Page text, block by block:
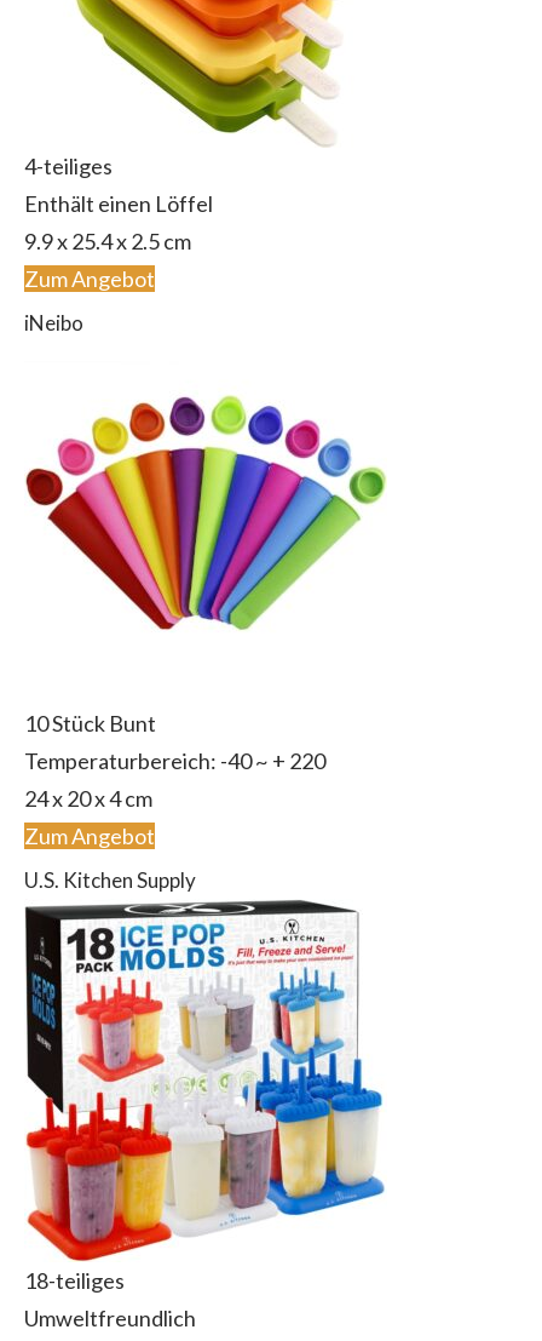
4-teiliges
Enthält einen Löffel
9.9 x 25.4 x 2.5 cm
Zum Angebot
iNeibo
10 Stück Bunt
Temperaturbereich: -40 ~ + 220
24 x 20 x 4 cm
Zum Angebot
U.S. Kitchen Supply
18-teiliges
Umweltfreundlich